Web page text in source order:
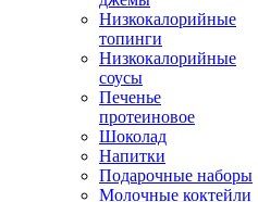
Низкокалорийные
топинги
Низкокалорийные
соусы
Печенье
протеиновое
Шоколад
Напитки
Подарочные наборы
Молочные коктейли